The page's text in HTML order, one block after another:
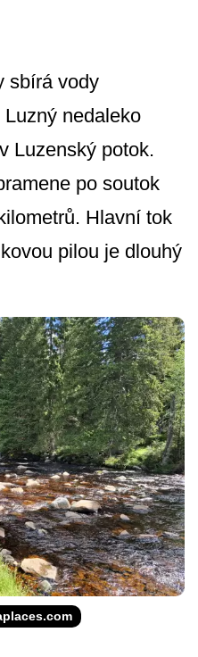
sbírá vody
nedaleko
Luzenský potok.
po soutok
Hlavní tok
pilou je dlouhý